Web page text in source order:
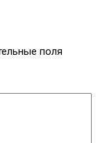
поля